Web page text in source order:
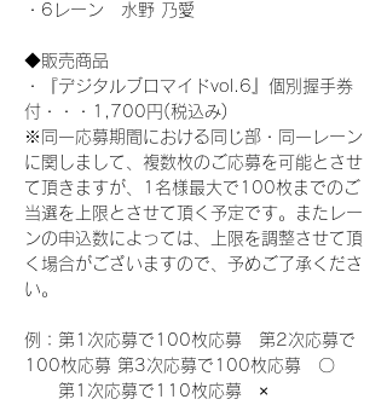
・6レーン　水野 乃愛
◆販売商品
・『デジタルブロマイドvol.6』個別握手券
付・・・1,700円(税込み)
※同一応募期間における同じ部・同一レーン
に関しまして、複数枚のご応募を可能とさせ
て頂きますが、1名様最大で100枚までのご
当選を上限とさせて頂く予定です。またレー
ンの申込数によっては、上限を調整させて頂
く場合がございますので、予めご了承くださ
い。
例：第1次応募で100枚応募　第2次応募で
100枚応募 第3次応募で100枚応募　〇
第1次応募で110枚応募　×